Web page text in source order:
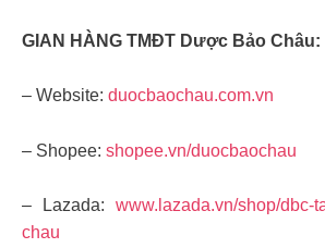
GIAN HÀNG TMĐT Dược Bảo Châu:
– Website: duocbaochau.com.vn
– Shopee: shopee.vn/duocbaochau
– Lazada: www.lazada.vn/shop/dbc-
chau